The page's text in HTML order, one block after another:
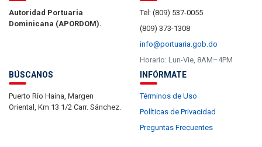
Autoridad Portuaria
Dominicana (APORDOM).
Tel: (809) 537-0055
(809) 373-1308
info@portuaria.gob.do
Horario: Lun-Vie, 8AM–4PM
BÚSCANOS
Puerto Río Haina, Margen
Oriental, Km 13 1/2 Carr. Sánchez.
INFÓRMATE
Términos de Uso
Políticas de Privacidad
Preguntas Frecuentes